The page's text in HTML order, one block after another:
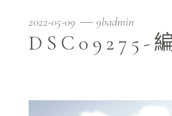
2022-05-09 9badmin
DSC09275-